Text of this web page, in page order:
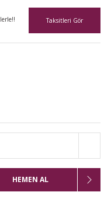
Taksitleri Gör
HEMEN AL